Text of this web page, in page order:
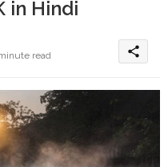
in Hindi
read share